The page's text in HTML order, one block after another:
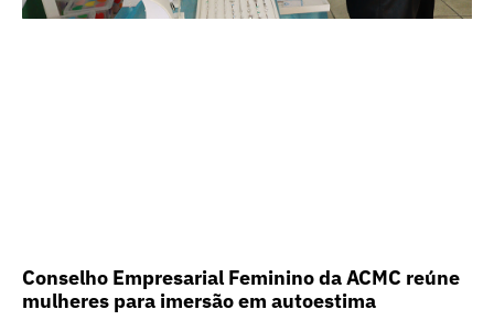
Conselho Empresarial Feminino da ACMC reúne
mulheres para imersão em autoestima